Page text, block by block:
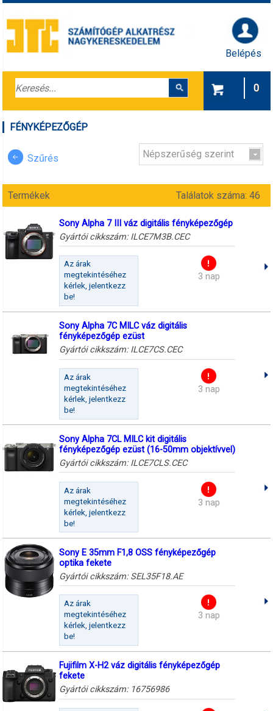
Belépés
0
FÉNYKÉPEZŐGÉP
Szűrés Népszerűség szerint
Termékek Találatok száma: 46
Sony Alpha 7 III váz digitális fényképezőgép
Gyártói cikkszám: ILCE7M3B.CEC
Az árak
megtekintéséhez
kérlek, jelentkezz
be!
3 nap
Sony Alpha 7C MILC váz digitális
fényképezőgép ezüst
Gyártói cikkszám: ILCE7CS.CEC
Az árak
megtekintéséhez
kérlek, jelentkezz
be!
3 nap
Sony Alpha 7CL MILC kit digitális
fényképezőgép ezüst (16-50mm objektívvel)
Gyártói cikkszám: ILCE7CLS.CEC
Az árak
megtekintéséhez
kérlek, jelentkezz
be!
3 nap
Sony E 35mm F1,8 OSS fényképezőgép
optika fekete
Gyártói cikkszám: SEL35F18.AE
Az árak
megtekintéséhez
kérlek, jelentkezz
be!
3 nap
Fujifilm X-H2 váz digitális fényképezőgép
fekete
Gyártói cikkszám: 16756986